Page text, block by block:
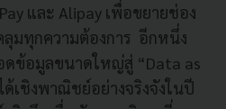
และ Alipay เพื่อขยายช่อง
ลุมทุกความต้องการ อีกหนึ่ง
ข้อมูลขนาดใหญ่สู่ “Data as
ด้เชิงพาณิชย์อย่างจริงจังในปี